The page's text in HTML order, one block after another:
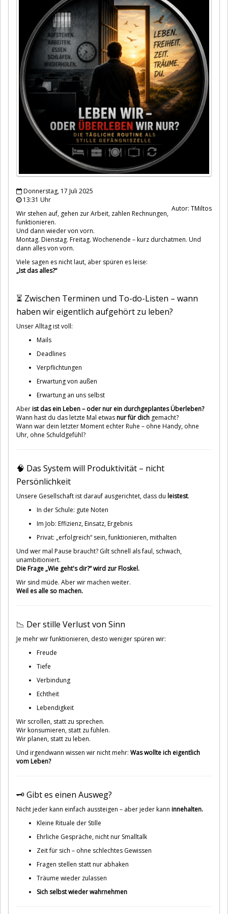
Donnerstag, 17 Juli 2025
13:31 Uhr
Autor: TMiltos
Wir stehen auf, gehen zur Arbeit, zahlen Rechnungen,
funktionieren.
Und dann wieder von vorn.
Montag. Dienstag. Freitag. Wochenende – kurz durchatmen. Und
dann alles von vorn.
Viele sagen es nicht laut, aber spüren es leise:
„Ist das alles?“
⏳ Zwischen Terminen und To-do-Listen – wann
haben wir eigentlich aufgehört zu leben?
Unser Alltag ist voll:
Mails
Deadlines
Verpflichtungen
Erwartung von außen
Erwartung an uns selbst
Aberist das ein Leben – oder nur ein durchgeplantes Überleben?
Wann hast du das letzte Mal etwasnur für dich gemacht?
Wann war dein letzter Moment echter Ruhe – ohne Handy, ohne
Uhr, ohne Schuldgefühl?
🧠 Das System will Produktivität – nicht
Persönlichkeit
Unsere Gesellschaft ist darauf ausgerichtet, dass du leistest.
In der Schule: gute Noten
Im Job: Effizienz, Einsatz, Ergebnis
Privat: „erfolgreich“ sein, funktionieren, mithalten
Und wer mal Pause braucht? Gilt schnell als faul, schwach,
unambitioniert.
Die Frage „Wie geht's dir?“ wird zur Floskel.
Wir sind müde. Aber wir machen weiter.
Weil es alle so machen.
📉 Der stille Verlust von Sinn
Je mehr wir funktionieren, desto weniger spüren wir:
Freude
Tiefe
Verbindung
Echtheit
Lebendigkeit
Wir scrollen, statt zu sprechen.
Wir konsumieren, statt zu fühlen.
Wir planen, statt zu leben.
Und irgendwann wissen wir nicht mehr: Was wollte ich eigentlich
vom Leben?
🗝️ Gibt es einen Ausweg?
Nicht jeder kann einfach aussteigen – aber jeder kann innehalten.
Kleine Rituale der Stille
Ehrliche Gespräche, nicht nur Smalltalk
Zeit für sich – ohne schlechtes Gewissen
Fragen stellen statt nur abhaken
Träume wieder zulassen
Sich selbst wieder wahrnehmen